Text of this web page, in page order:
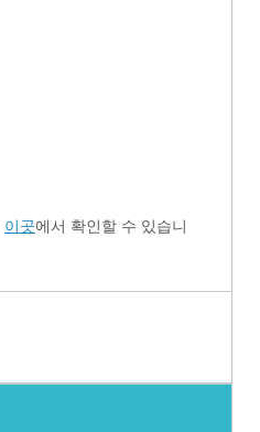
이곳에서 확인할 수 있습니